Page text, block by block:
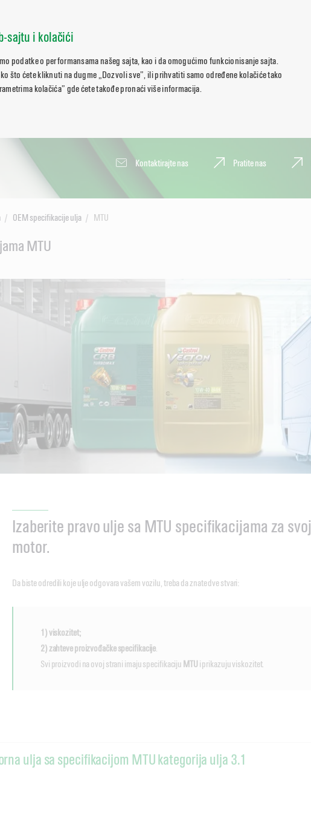
sajtu i kolačići
podatke o performansama našeg sajta, kao i da omogućimo funkcionisanje sajta.
što ćete kliknuti na dugme „Dozvoli sve”, ili prihvatiti samo određene kolačiće tako
kolačića” gde ćete takođe pronaći više informacija.
Kontaktirajte nas Pratite nas
OEM specifikacije ulja MTU
MTU
Izaberite pravo ulje sa MTU specifikacijama za svoj
motor.
Da biste odredili koje ulje odgovara vašem vozilu, treba da znate dve stvari:
1) viskozitet;
2) zahteve proizvođačke specifikacije
Svi proizvodi na ovoj strani imaju specifikaciju MTU i prikazuju viskozitet.
ulja sa specifikacijom MTU kategorija ulja 3.1